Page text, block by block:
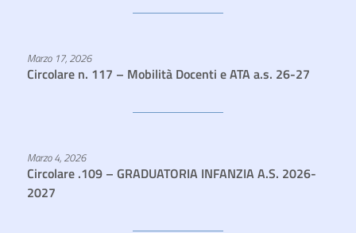
Marzo 17, 2026
Circolare n. 117 – Mobilità Docenti e ATA a.s. 26-27
Marzo 4, 2026
Circolare .109 – GRADUATORIA INFANZIA A.S. 2026-
2027